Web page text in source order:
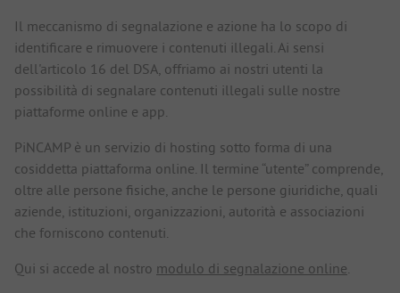
Il meccanismo di segnalazione e azione ha lo scopo di
identificare e rimuovere i contenuti illegali. Ai sensi
dell'articolo 16 del DSA, offriamo ai nostri utenti la
possibilità di segnalare contenuti illegali sulle nostre
piattaforme online e app.
PiNCAMP è un servizio di hosting sotto forma di una
cosiddetta piattaforma online. Il termine “utente” comprende,
oltre alle persone fisiche, anche le persone giuridiche, quali
aziende, istituzioni, organizzazioni, autorità e associazioni
che forniscono contenuti.
Qui si accede al nostro modulo di segnalazione online